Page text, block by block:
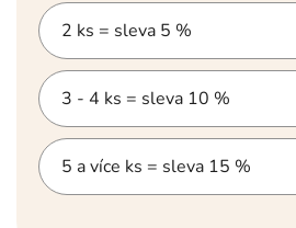
2 ks = sleva 5 %
3 - 4 ks = sleva 10 %
5 a více ks = sleva 15 %